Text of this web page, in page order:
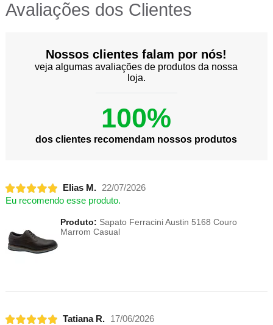
Avaliações dos Clientes
Nossos clientes falam por nós!
veja algumas avaliações de produtos da nossa
loja.
100%
dos clientes recomendam nossos produtos
Elias M.
22/07/2026
Eu recomendo esse produto.
Produto: Sapato Ferracini Austin 5168 Couro
Marrom Casual
Tatiana R.
17/06/2026